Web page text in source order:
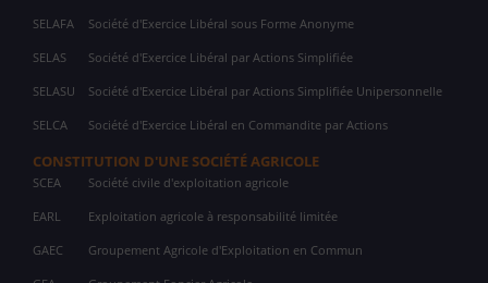
SELAFA Société d'Exercice Libéral sous Forme Anonyme
SELAS Société d'Exercice Libéral par Actions Simplifiée
SELASU Société d'Exercice Libéral par Actions Simplifiée Unipersonnelle
SELCA Société d'Exercice Libéral en Commandite par Actions
CONSTITUTION D'UNE SOCIÉTÉ AGRICOLE
SCEA Société civile d'exploitation agricole
EARL Exploitation agricole à responsabilité limitée
GAEC Groupement Agricole d'Exploitation en Commun